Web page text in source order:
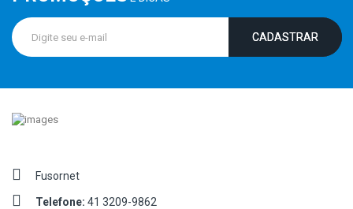
CADASTRAR
Fusornet
Telefone: 41 3209-9862